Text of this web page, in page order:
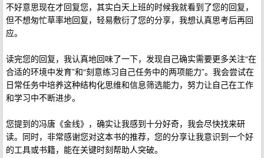
不好意思现在才回复您，其实白天上班的时候我就看到了您的回复，
但不想匆忙草率地回复，轻易敷衍了您的分享，我想认真思考后再回
应。
读完您的回复，我认真地回味了一下，发现自己确实需要更多关注“在
合适的环境中发育”和“刻意练习自己任务中的两项能力”。我会尝试在
日常任务中培养这种结构化思维和信息筛选能力，努力让自己在工作
和学习中不断进步。
您提到的冯唐《金线》，确实让我感到十分好奇，我会尽快找来研
读。同时，非常感谢您对这本书的推荐，您的分享让我意识到一个好
的工具或书籍，能在关键时刻帮助人突破。